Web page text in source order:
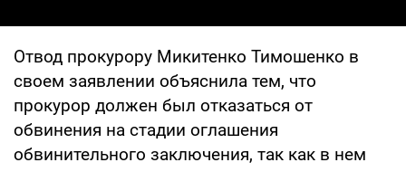
Отвод прокурору Микитенко Тимошенко в
своем заявлении объяснила тем, что
прокурор должен был отказаться от
обвинения на стадии оглашения
обвинительного заключения, так как в нем